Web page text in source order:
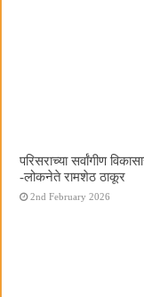
परिसराच्या सर्वांगीण
-लोकनेते रामशेठ ठाकूर
2nd February 2026